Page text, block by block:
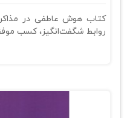
کتاب هوش عاطفی در
روابط شگفت‌انگیز، کسب